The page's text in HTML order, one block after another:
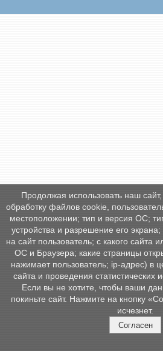
Продолжая использовать наш
обработку файлов cookie,
местоположении; тип и версия ОС;
устройства и разрешение его
на сайт пользователь; с какого сайта
ОС и Браузера; какие страницы
нажимает пользователь; ip-адрес) в
сайта и проведения статистических
Если вы не хотите, чтобы ваши
покиньте сайт. Нажмите на кнопку
исчезнет.
Согласен